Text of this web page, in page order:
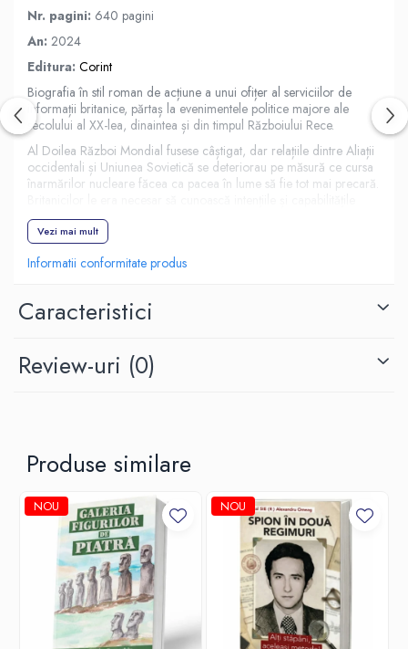
Nr. pagini: 640 pagini
An: 2024
Editura: Corint
Biografia în stil roman de acțiune a unui ofițer al serviciilor de
informații britanice, părtaș la evenimentele politice majore ale
secolului al XX-lea, dinaintea și din timpul Războiului Rece.
Al Doilea Război Mondial fusese câștigat, dar relațiile dintre Aliații
occidentali și Uniunea Sovietică se deteriorau pe măsură ce cursa
înarmărilor nucleare făcea ca pacea în lume să fie tot mai precară.
militare ale sovieticilor. Un ofițer al Serviciului Secret de Informații,
locotenent-colonelul John Sanderson, primește, așadar, misiunea
de a le afla. Aceasta este povestea lui.
Pe baza scrisorilor și a propriilor confesiuni legate de perioada
Sanderson a coordonat agenți secreți în spatele Cortinei de Fier și
a organizat rețele de depozite de armament și muniții, a participat
recrutat emigranți pentru a-i infiltra în Bulgaria comunistă și a fost
martor la procesele-spectacol pe timpul șederii sale la Sofia, în
istorie, în general, și cei pasionați de filmele cu James Bond au,
Crizei Rachetelor din Cuba și ale Căderii Zidului Berlinului. Vor
afla din volumul de față despre trădările lui Kim Philby și George
Blake, dar și despre efectele celor doi „Oleg”, coloneii ruși
Penkovski și Gordievski, asupra politicilor internaționale ale lui
Hrușciov, Kennedy, Gorbaciov, Thatcher și Reagan – și, mai ales,
asupra cursului istoriei lumii.
Vezi mai mult
Informatii conformitate produs
Caracteristici
Review-uri (0)
Produse similare
NOU NOU